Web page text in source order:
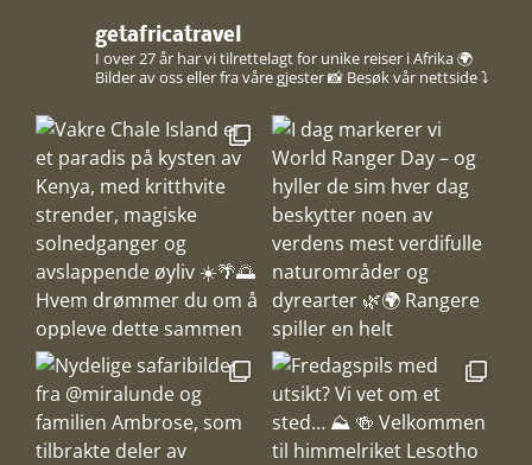
getafricatravel
I over 27 år har vi tilrettelagt for unike reiser i Afrika 🌍
Bilder av oss eller fra våre gjester 📸 Besøk vår nettside ⤵️